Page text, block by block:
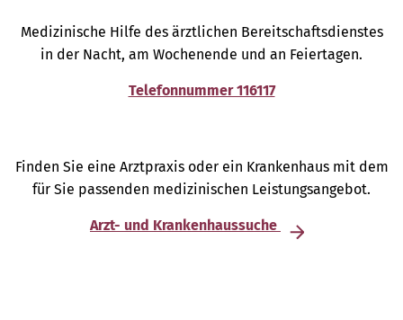
Medizinische Hilfe des ärztlichen Bereitschaftsdienstes
in der Nacht, am Wochenende und an Feiertagen.
Telefonnummer 116117
Finden Sie eine Arztpraxis oder ein Krankenhaus mit dem
für Sie passenden medizinischen Leistungsangebot.
Arzt- und Krankenhaussuche